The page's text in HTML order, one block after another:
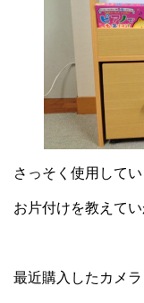
さっそく使用してい
お片付けを教えて
最近購入したカメラ